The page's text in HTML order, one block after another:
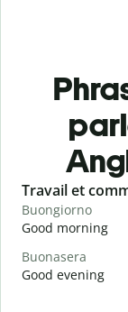
Slide 1 of 6
Travail et
Buongiorno
Good morning
Buonasera
Good evening